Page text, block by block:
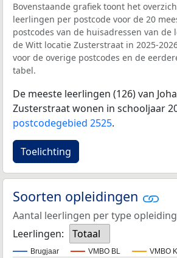
Bovenstaande grafiek toont het
leerlingen per postcode voor de 20
postcodes van de huisadressen van de
de Witt locatie Zusterstraat in 2025-
voor de overige postcodes en de
tabel.
De meeste leerlingen (126) van
Zusterstraat wonen in schooljaar
postcodegebied 2525.
Toelichting
Soorten opleidingen
Aantal leerlingen per type
Leerlingen:
Totaal
Brugjaar VMBO BL VMBO